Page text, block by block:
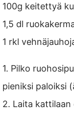
100g keitettyä
1,5 dl
1 rkl
1. Pilko
pieniksi paloiksi
2. Laita kattilaan